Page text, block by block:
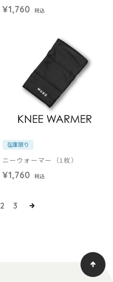
¥1,760 税込
在庫限り
ニーウォーマー（1枚）
¥1,760 税込
2 3